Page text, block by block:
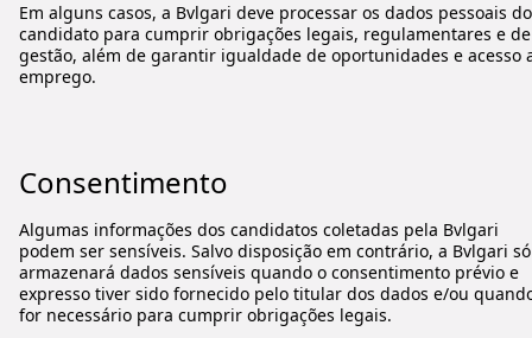
Em alguns casos, a Bvlgari deve processar os dados pessoais do
candidato para cumprir obrigações legais, regulamentares e de
gestão, além de garantir igualdade de oportunidades e acesso
emprego.
Consentimento
Algumas informações dos candidatos coletadas pela Bvlgari
podem ser sensíveis. Salvo disposição em contrário, a Bvlgari só
armazenará dados sensíveis quando o consentimento prévio e
expresso tiver sido fornecido pelo titular dos dados e/ou
for necessário para cumprir obrigações legais.